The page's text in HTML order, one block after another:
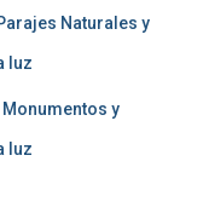
Naturales y
luz
y
luz